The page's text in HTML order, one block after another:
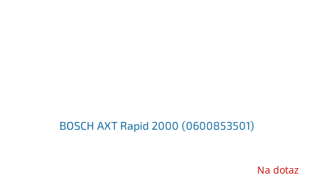
BOSCH AXT Rapid 2000 (0600853501)
Na dotaz